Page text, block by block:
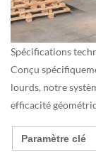
Spécifications
Conçu
lourds, notre
efficacité
Paramètre clé